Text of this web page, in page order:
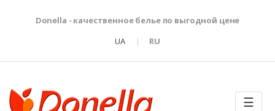
Donella - качественное белье по выгодной цене
UA
RU
☰